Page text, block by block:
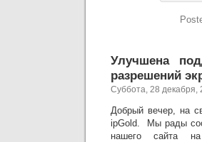
Улучшена
разрешений
Суббота, 28 декабря,
Добрый вечер, на
ipGold. Мы рады
нашего сайта на